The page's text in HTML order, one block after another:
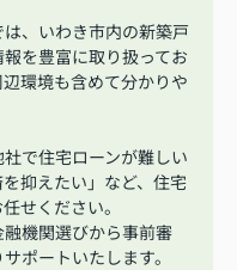
、いわき市内の新築戸
を豊富に取り扱ってお
環境も含めて分かりや
社で住宅ローンが難しい
抑えたい」など、住宅
せください。
機関選びから事前審
ポートいたします。